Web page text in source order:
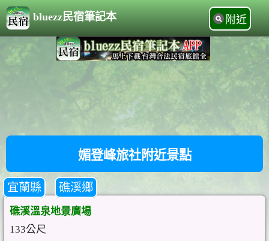
bluezz民宿筆記本 附近
媚登峰旅社附近景點
宜蘭縣 礁溪鄉
礁溪溫泉地景廣場
133公尺